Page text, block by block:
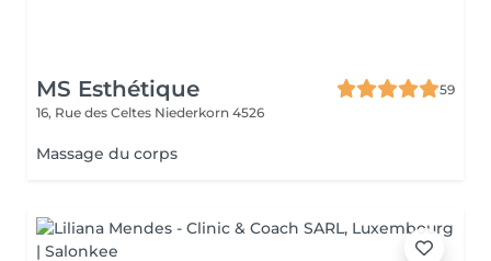
MS Esthétique
59
16, Rue des Celtes Niederkorn 4526
Massage du corps